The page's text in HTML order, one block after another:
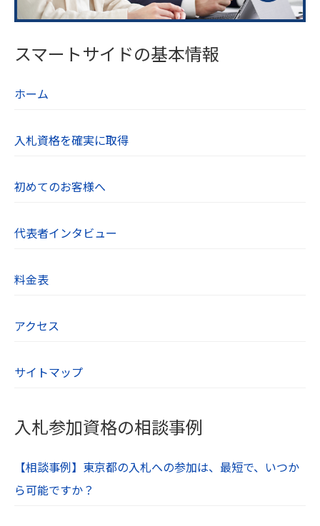
スマートサイドの基本情報
ホーム
入札資格を確実に取得
初めてのお客様へ
代表者インタビュー
料金表
アクセス
サイトマップ
入札参加資格の相談事例
【相談事例】東京都の入札への参加は、最短で、いつか
ら可能ですか？